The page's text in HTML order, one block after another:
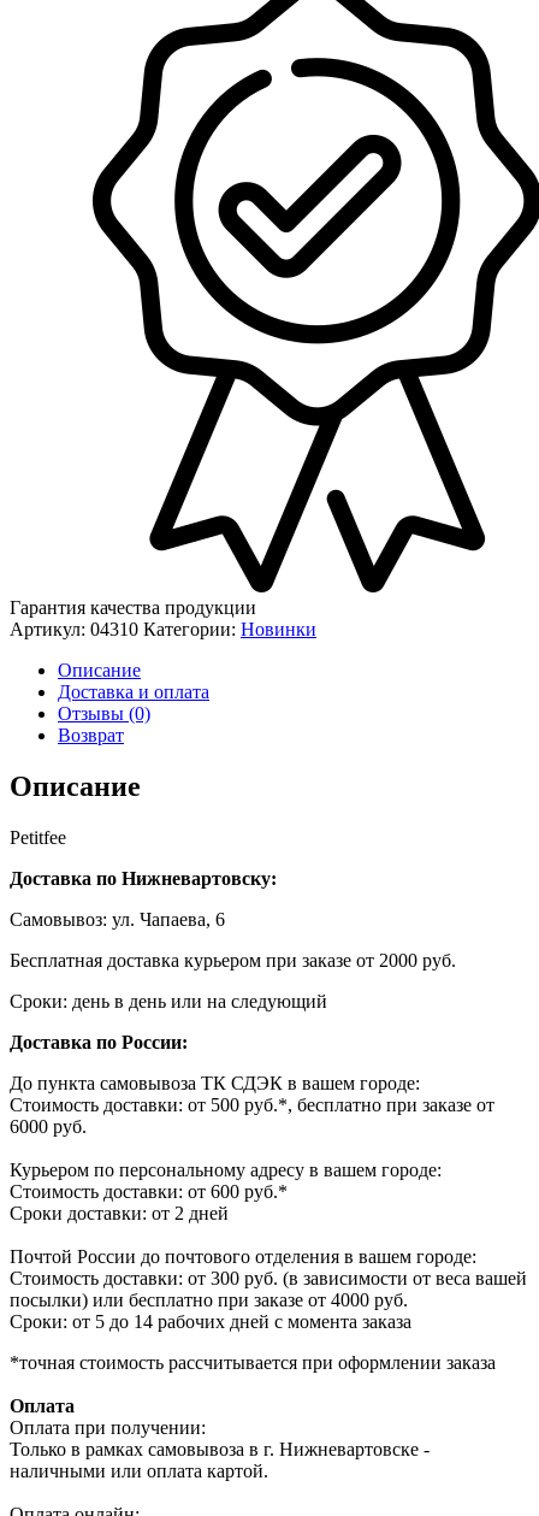
Гарантия качества продукции
Артикул: 04310 Категории: Новинки
Описание
Доставка и оплата
Отзывы (0)
Возврат
Описание
Petitfee
Доставка по Нижневартовску:
Самовывоз: ул. Чапаева, 6
Бесплатная доставка курьером при заказе от 2000 руб.
Сроки: день в день или на следующий
Доставка по России:
До пункта самовывоза ТК СДЭК в вашем городе:
Стоимость доставки: от 500 руб.*, бесплатно при заказе от
6000 руб.
Курьером по персональному адресу в вашем городе:
Стоимость доставки: от 600 руб.*
Сроки доставки: от 2 дней
Почтой России до почтового отделения в вашем городе:
Стоимость доставки: от 300 руб. (в зависимости от веса вашей
посылки) или бесплатно при заказе от 4000 руб.
Сроки: от 5 до 14 рабочих дней с момента заказа
*точная стоимость рассчитывается при оформлении заказа
Оплата
Оплата при получении:
Только в рамках самовывоза в г. Нижневартовске -
наличными или оплата картой.